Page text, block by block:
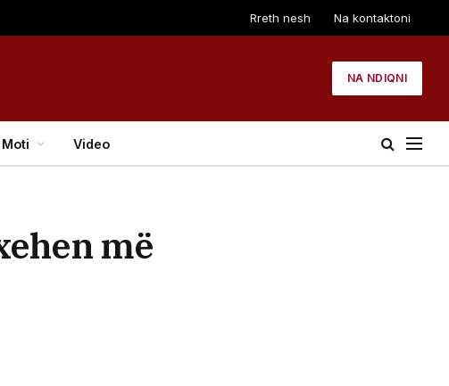
Rreth nesh Na kontaktoni
NA NDIQNI
Moti Video
më